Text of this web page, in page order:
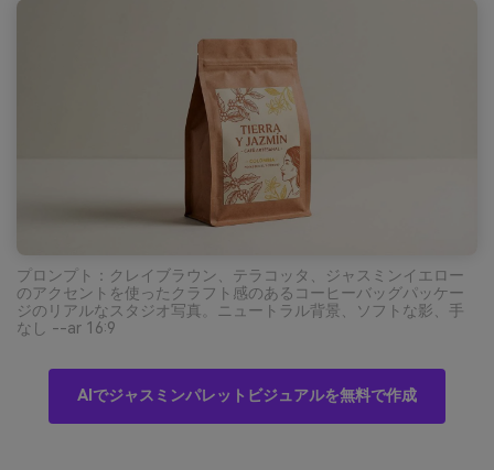
プロンプト：クレイブラウン、テラコッタ、ジャスミンイエロー
のアクセントを使ったクラフト感のあるコーヒーバッグパッケー
ジのリアルなスタジオ写真。ニュートラル背景、ソフトな影、手
なし --ar 16:9
AIでジャスミンパレットビジュアルを無料で作成